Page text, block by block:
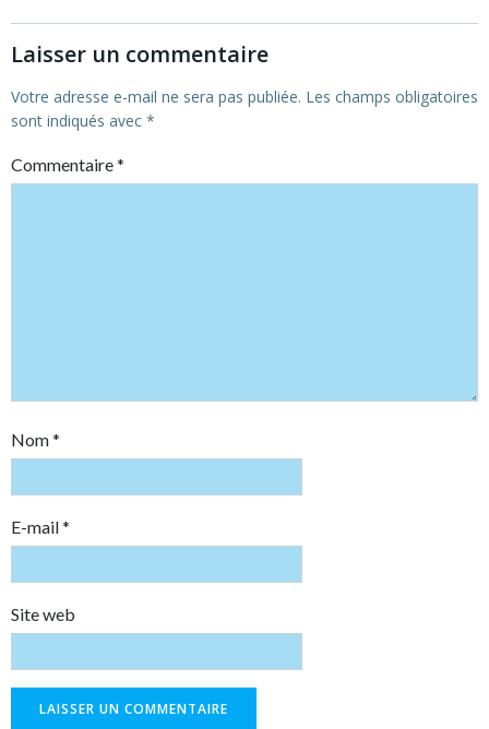
Laisser un commentaire
Votre adresse e-mail ne sera pas publiée. Les champs obligatoires
sont indiqués avec *
Commentaire*
Nom*
E-mail*
Site web